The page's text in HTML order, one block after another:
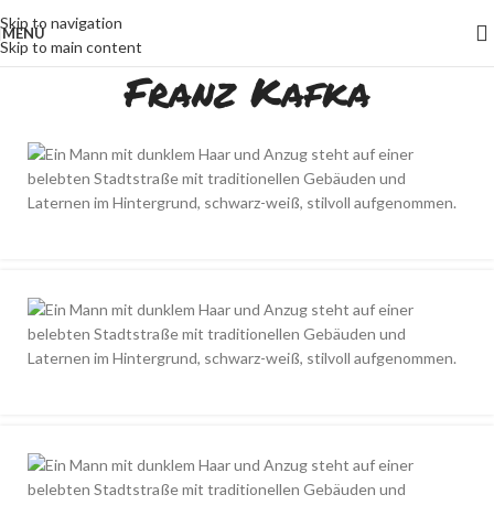
Skip to navigation
Skip to main content
MENÜ
Franz Kafka